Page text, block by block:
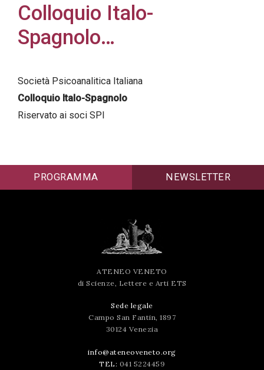
Colloquio Italo-
Spagnolo…
Società Psicoanalitica Italiana
Colloquio Italo-Spagnolo
Riservato ai soci SPI
Acconsento
all'uso dei
accordo
con il
decreto
PROGRAMMA NEWSLETTER
ATENEO VENETO
di Scienze, Lettere e Arti ETS
Sede legale
Campo San Fantin, 1897
30124 Venezia
info@ateneoveneto.org
TEL: 041 5224459